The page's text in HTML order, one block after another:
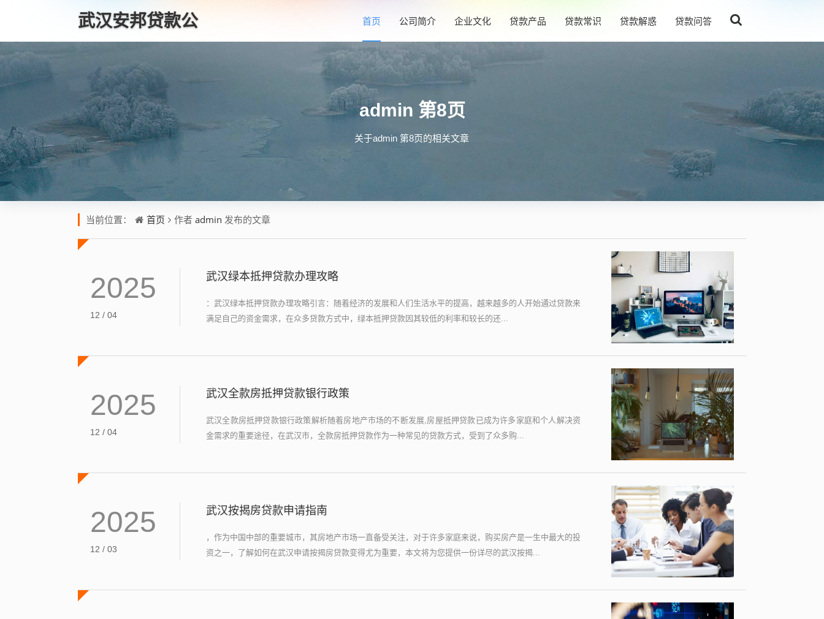
武汉安邦贷款公
首页 公司简介 企业文化 贷款产品 贷款常识 贷款解惑 贷款问答
admin 第8页
关于admin 第8页的相关文章
当前位置： 首页 作者 admin 发布的文章
2025
12 / 04
武汉绿本抵押贷款办理攻略
：武汉绿本抵押贷款办理攻略引言：随着经济的发展和人们生活水平的提高，越来越多的人开始通过贷款来
满足自己的资金需求，在众多贷款方式中，绿本抵押贷款因其较低的利率和较长的还...
2025
12 / 04
武汉全款房抵押贷款银行政策
武汉全款房抵押贷款银行政策解析随着房地产市场的不断发展,房屋抵押贷款已成为许多家庭和个人解决资
金需求的重要途径，在武汉市，全款房抵押贷款作为一种常见的贷款方式，受到了众多购...
2025
12 / 03
武汉按揭房贷款申请指南
，作为中国中部的重要城市，其房地产市场一直备受关注，对于许多家庭来说，购买房产是一生中最大的投
资之一，了解如何在武汉申请按揭房贷款变得尤为重要，本文将为您提供一份详尽的武汉按揭...